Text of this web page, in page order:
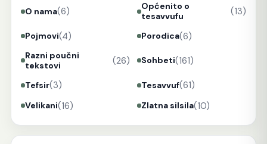
O nama(6)
Općenito o
tesavvufu
(13)
Pojmovi(4) Porodica(6)
Razni poučni
tekstovi
(26) Sohbeti(161)
Tefsir(3) Tesavvuf(61)
Velikani(16) Zlatna silsila(10)